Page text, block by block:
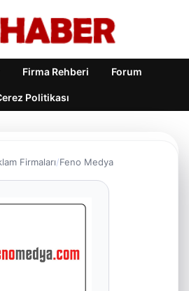
Firma Rehberi Forum
Politikası
Firmaları Feno Medya